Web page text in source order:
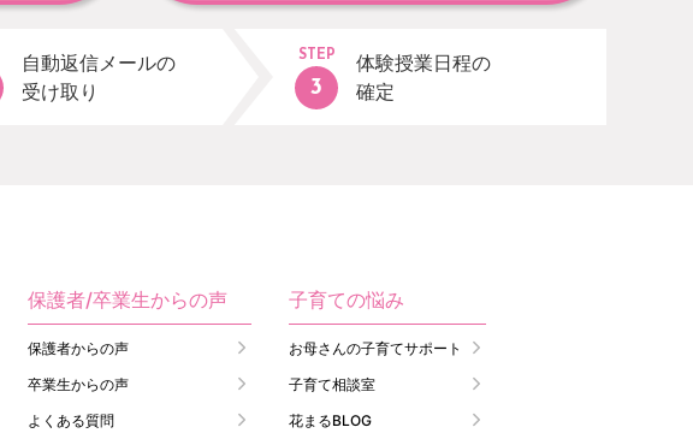
自動返信メールの
受け取り
STEP
体験授業日程の
確定
保護者/卒業生からの声
保護者からの声
卒業生からの声
よくある質問
子育ての悩み
お母さんの子育てサポート
子育て相談室
花まるBLOG